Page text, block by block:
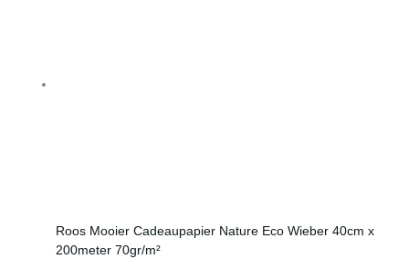
Roos Mooier Cadeaupapier Nature Eco Wieber 40cm x
200meter 70gr/m²